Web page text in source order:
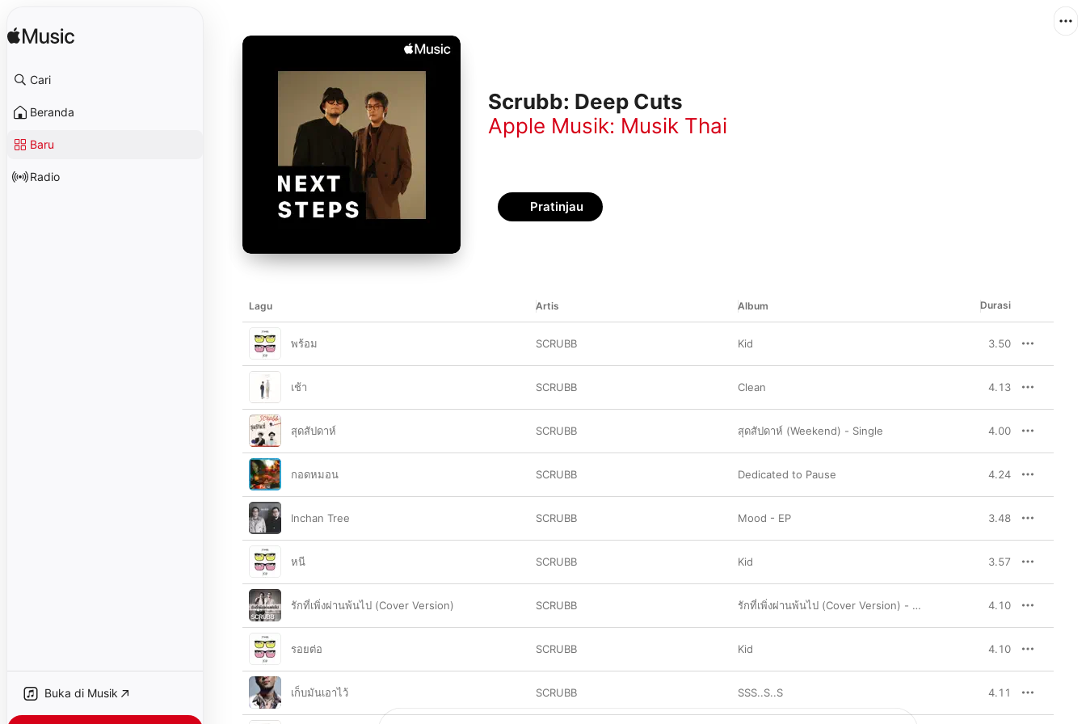
Cari
Beranda
Baru
Radio
Buka di Musik
Scrubb: Deep Cuts
Apple Musik: Musik Thai
Pratinjau
Lagu Artis Album Durasi
พร้อม SCRUBB Kid 3.50
เช้า SCRUBB Clean 4.13
สุดสัปดาห์ SCRUBB สุดสัปดาห์ (Weekend) - Single 4.00
กอดหมอน SCRUBB Dedicated to Pause 4.24
Inchan Tree SCRUBB Mood - EP 3.48
หนี SCRUBB Kid 3.57
รักที่เพิ่งผ่านพ้นไป (Cover Version) SCRUBB รักที่เพิ่งผ่านพ้นไป (Cover Version) - Single 4.10
รอยต่อ SCRUBB Kid 4.10
เก็บมันเอาไว้ SCRUBB SSS..S..S 4.11